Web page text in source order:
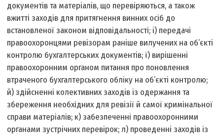
документів та матеріалів, що перевіряються, а також
вжитті заходів для притягнення винних осіб до
встановленої законом відповідальності; і) передачі
правоохоронцями ревізорам раніше вилучених на об’єкті
контролю бухгалтерських документів; ї) вирішенні
правоохоронним органом питання про поновлення
втраченого бухгалтерського обліку на об’єкті контролю;
й) здійсненні колективних заходів із одержання та
збереження необхідних для ревізії й самої кримінальної
справи матеріалів; к) забезпеченні правоохоронними
органами зустрічних перевірок; л) проведенні заходів із